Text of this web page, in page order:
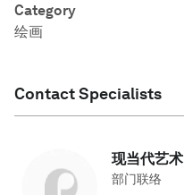
Category
绘画
Contact Specialists
现当代艺术
部门联络